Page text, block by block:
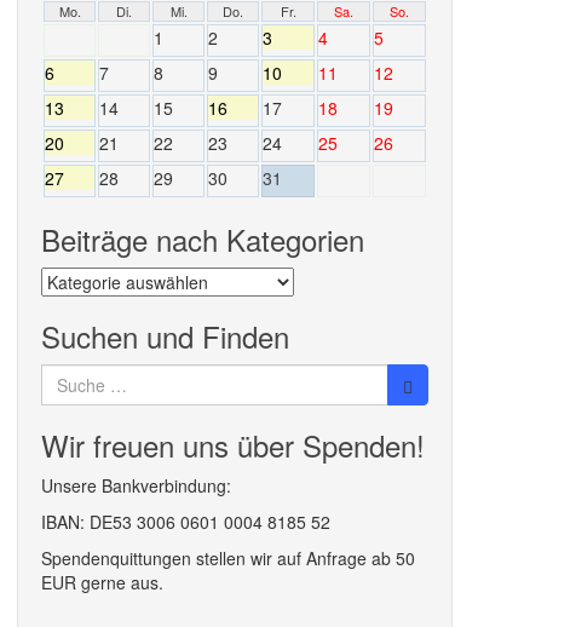
Mo. Di. Mi. Do. Fr. Sa. So.
1 2 3 4
5
6
7 8 9 10 11
12
13
14 15 16 17 18
19
20
21 22 23 24 25
26
27
28 29 30 31
Beiträge nach Kategorien
Beiträge
nach
Kategorien
Suchen und Finden
Suche
nach:
Wir freuen uns über Spenden!
Unsere Bankverbindung:
IBAN: DE53 3006 0601 0004 8185 52
Spendenquittungen stellen wir auf Anfrage ab 50
EUR gerne aus.